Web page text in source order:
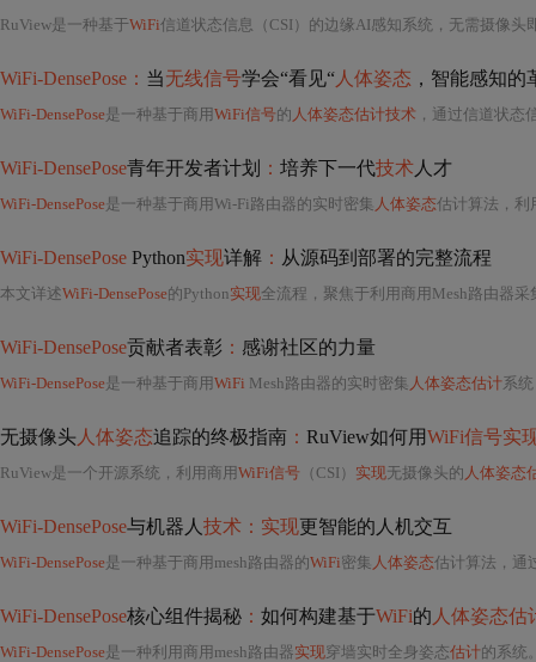
RuView是一种基于WiFi信道状态信息（CSI）的边缘AI感知系统，无需摄像头
WiFi-DensePose： 当无线信号学会“看见“ 人体姿态 ，智能感知
WiFi-DensePose是一种基于商用WiFi信号的 人体姿态估计技术 ，通过信道状态信
WiFi-DensePose青年开发者计划 ： 培养下一代技术 人才
WiFi-DensePose是一种基于商用Wi-Fi路由器的实时密集 人体姿态估计算法，利
WiFi-DensePose Python实现详解 ： 从源码到部署的完整流程
本文详述WiFi-DensePose的Python实现全流程，聚焦于利用商用Mesh路由器采
WiFi-DensePose贡献者表彰 ： 感谢社区的力量
WiFi-DensePose是一种基于商用WiFi Mesh路由器的实时密集 人体姿态估计系
无摄像头 人体姿态追踪的终极指南 ： RuView如何用WiFi信号实
RuView是一个开源系统，利用商用WiFi信号 （CSI） 实现无摄像头的 人体姿态
WiFi-DensePose与机器人 技术：实现更智能的人机交互
WiFi-DensePose是一种基于商用mesh路由器的WiFi密集 人体姿态估计算法，通
WiFi-DensePose核心组件揭秘 ： 如何构建基于WiFi的 人体姿态估
WiFi-DensePose是一种利用商用mesh路由器实现穿墙实时全身姿态估计的系统